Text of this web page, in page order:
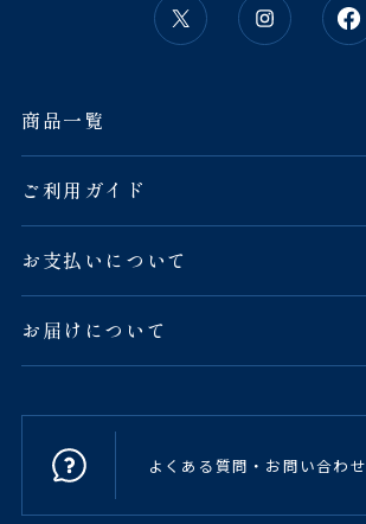
商品一覧
ご利用ガイド
お支払いについて
お届けについて
よくある質問・お問い合わせ